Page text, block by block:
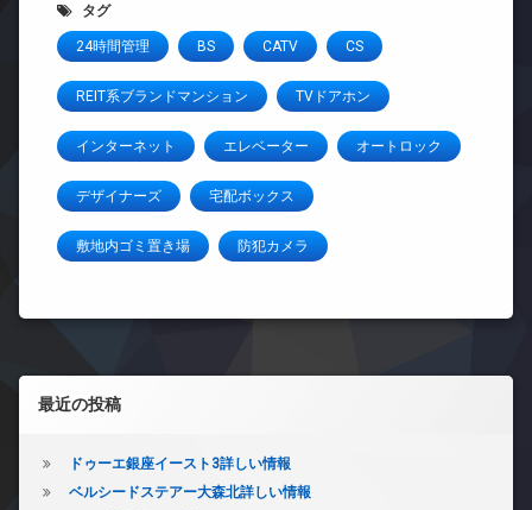
タグ
24時間管理 BS CATV CS
REIT系ブランドマンション TVドアホン
インターネット エレベーター オートロック
デザイナーズ 宅配ボックス
敷地内ゴミ置き場 防犯カメラ
左サイドバー
最近の投稿
ドゥーエ銀座イースト3詳しい情報
ベルシードステアー大森北詳しい情報